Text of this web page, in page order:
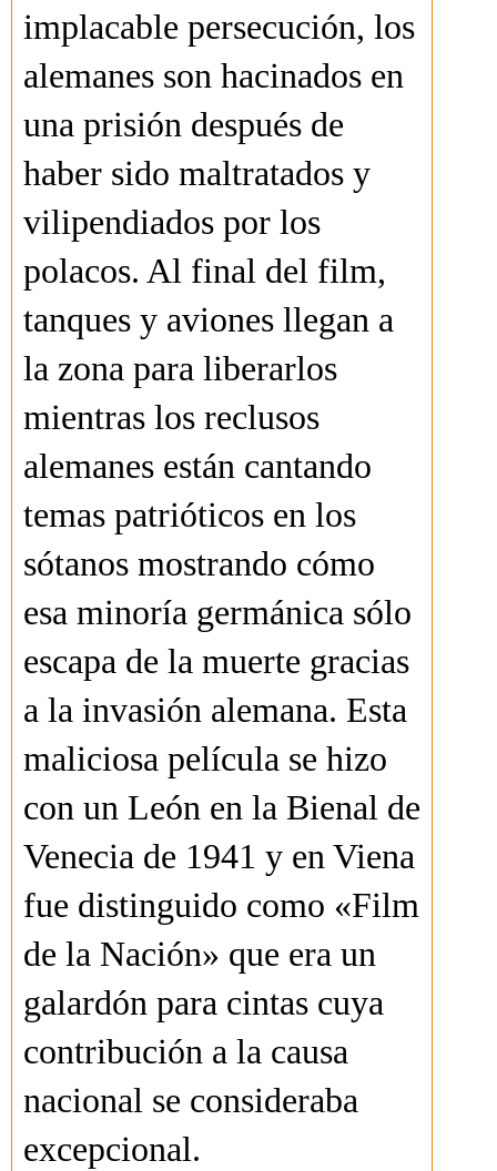
implacable persecución, los
alemanes son hacinados en
una prisión después de
haber sido maltratados y
vilipendiados por los
polacos. Al final del film,
tanques y aviones llegan a
la zona para liberarlos
mientras los reclusos
alemanes están cantando
temas patrióticos en los
sótanos mostrando cómo
esa minoría germánica sólo
escapa de la muerte gracias
a la invasión alemana. Esta
maliciosa película se hizo
con un León en la Bienal de
Venecia de 1941 y en Viena
fue distinguido como «Film
de la Nación» que era un
galardón para cintas cuya
contribución a la causa
nacional se consideraba
excepcional.